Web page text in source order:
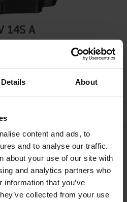
Details About
content and ads, to
and to analyse our traffic.
about your use of our site with
and analytics partners who
that you’ve
collected from your use
14S A